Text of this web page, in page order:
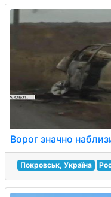
Ворог значно
Покровськ, Україна